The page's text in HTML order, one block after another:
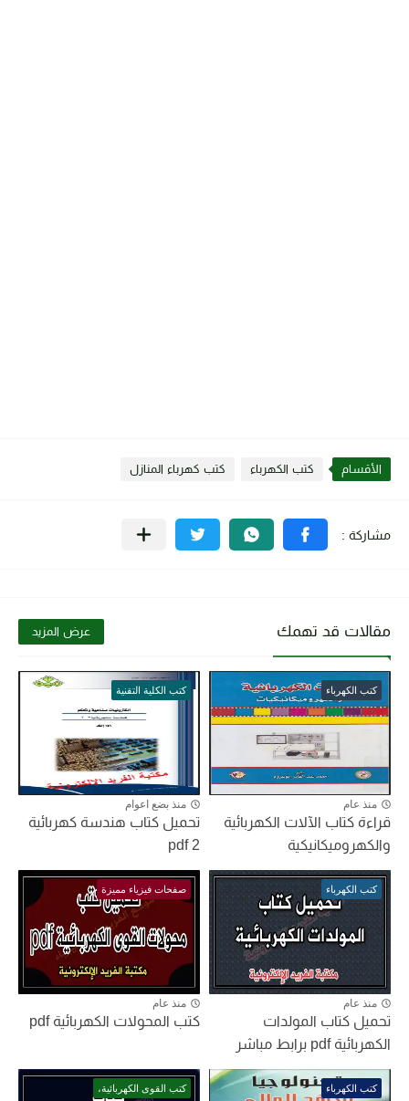
الأقسام كتب الكهرباء كتب كهرباء المنازل
مقالات قد تهمك عرض المزيد
كتب الكهرباء
منذ عام
قراءة كتاب الآلات الكهربائية
والكهروميكانيكية
كتب الكلية التقنية
منذ بضع اعوام
تحميل كتاب هندسة كهربائية
2 pdf
كتب الكهرباء
منذ عام
تحميل كتاب المولدات
الكهربائية pdf برابط مباشر
صفحات فيزياء مميزة
منذ عام
كتب المحولات الكهربائية pdf
كتب الكهرباء كتب القوى الكهربائية،